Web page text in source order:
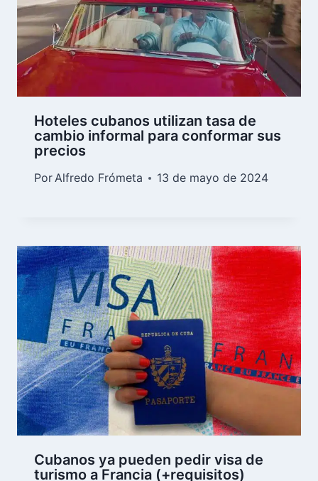
Hoteles cubanos utilizan tasa de
cambio informal para conformar sus
precios
PorAlfredo Frómeta 13 de mayo de 2024
Cubanos ya pueden pedir visa de
turismo a Francia (+requisitos)